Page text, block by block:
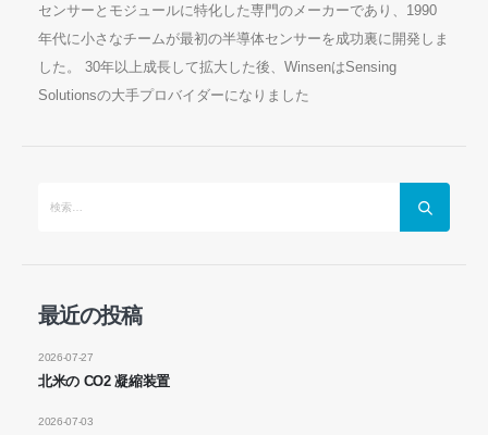
センサーとモジュールに特化した専門のメーカーであり、1990
年代に小さなチームが最初の半導体センサーを成功裏に開発しま
した。 30年以上成長して拡大した後、WinsenはSensing
Solutionsの大手プロバイダーになりました
最近の投稿
北米の CO2 凝縮装置
2026-07-27
2026-07-03
お問い合わせ
住所：No.299 Jinsuo Road、国立ハイテクゾーン、Zhengzhou
電話：0086-371-67169097